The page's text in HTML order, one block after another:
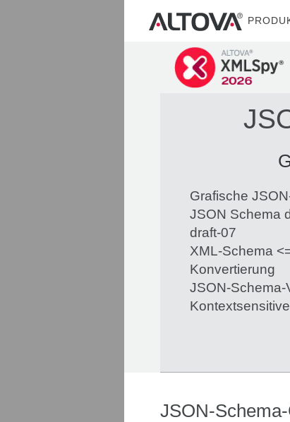
Grafische
JSON Schema
draft-07
XML-Schema
Konvertierung
JSON-Schema-
JSON-